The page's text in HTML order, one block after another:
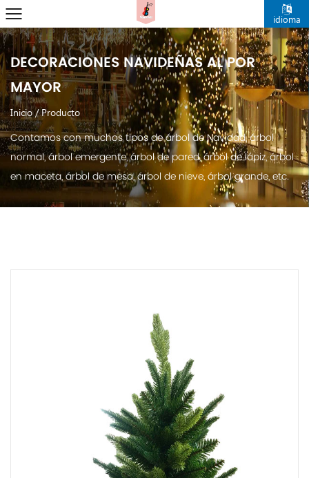
idioma
DECORACIONES NAVIDEÑAS AL POR
MAYOR
Inicio/Producto
Contamos con muchos tipos de árbol de Navidad, árbol
normal, árbol emergente, árbol de pared, árbol de lápiz, árbol
en maceta, árbol de mesa, árbol de nieve, árbol grande, etc.